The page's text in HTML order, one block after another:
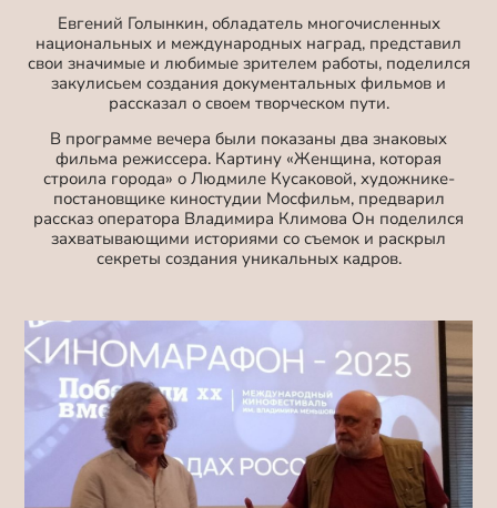
Евгений Голынкин, обладатель многочисленных
национальных и международных наград, представил
свои значимые и любимые зрителем работы, поделился
закулисьем создания документальных фильмов и
рассказал о своем творческом пути.
В программе вечера были показаны два знаковых
фильма режиссера. Картину «Женщина, которая
строила города» о Людмиле Кусаковой, художнике-
постановщике киностудии Мосфильм, предварил
рассказ оператора Владимира Климова Он поделился
захватывающими историями со съемок и раскрыл
секреты создания уникальных кадров.